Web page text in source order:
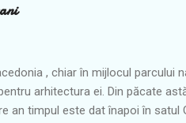
, chiar în mijlocul parcului
arhitectura ei. Din păcate
an timpul este dat înapoi în satul